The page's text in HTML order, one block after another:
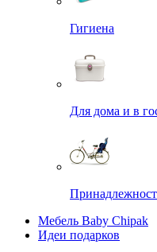
Гигиена
Для дома и в
Мебель Baby Chipak
Идеи подарков